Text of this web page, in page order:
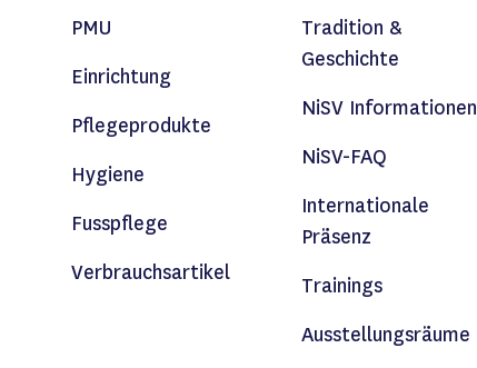
PMU
Einrichtung
Pflegeprodukte
Hygiene
Fusspflege
Verbrauchsartikel
Tradition &
Geschichte
NiSV Informationen
NiSV-FAQ
Internationale
Präsenz
Trainings
Ausstellungsräume